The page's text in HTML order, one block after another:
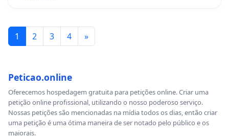
1 2 3 4 »
Peticao.online
Oferecemos hospedagem gratuita para petições online. Criar uma
petição online profissional, utilizando o nosso poderoso serviço.
Nossas petições são mencionadas na mídia todos os dias, então criar
uma petição é uma ótima maneira de ser notado pelo público e os
maiorais.